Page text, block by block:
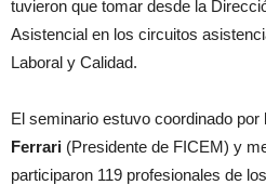
tuvieron que tomar desde la
Asistencial en los circuitos
Laboral y Calidad.
El seminario estuvo coordinado por
Ferrari (Presidente de FICEM) y
participaron 119 profesionales de